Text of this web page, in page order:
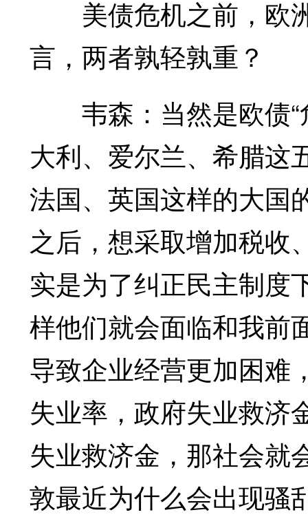
美债危机之前，欧
言，两者孰轻孰重？
韦森：当然是欧债“
大利、爱尔兰、希腊这
法国、英国这样的大国
之后，想采取增加税收
实是为了纠正民主制度
样他们就会面临和我前
导致企业经营更加困难
失业率，政府失业救济
失业救济金，那社会就
敦最近为什么会出现骚